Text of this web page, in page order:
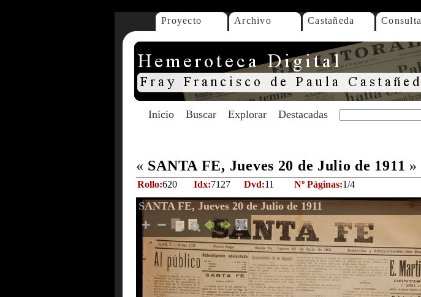
Proyecto Archivo Castañeda Consulta
Inicio Buscar Explorar Destacadas
« SANTA FE, Jueves 20 de Julio de 1911 »
Rollo:620 Idx:7127 Dvd:11 Nº Páginas:1/4
SANTA FE, Jueves 20 de Julio de 1911